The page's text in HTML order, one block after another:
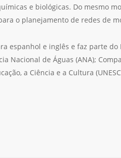
e biológicas. Do mesmo
o planejamento de redes de
espanhol e inglês e faz parte do
Nacional de Águas (ANA);
a Ciência e a Cultura